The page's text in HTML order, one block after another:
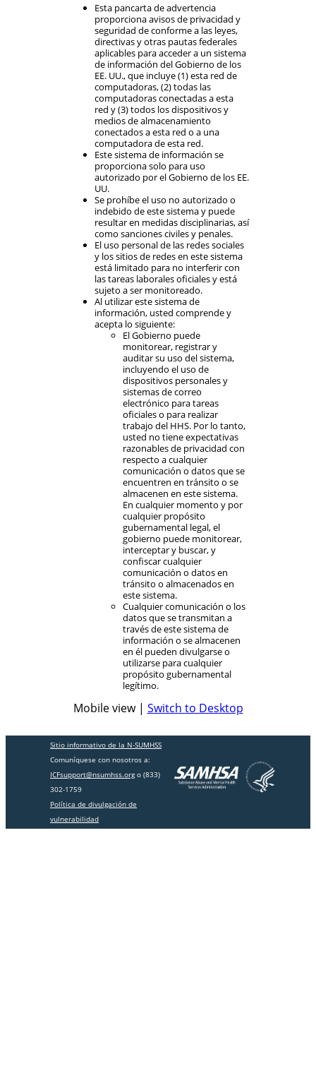
Esta pancarta de advertencia
proporciona avisos de privacidad y
seguridad de conforme a las leyes,
directivas y otras pautas federales
aplicables para acceder a un sistema
de información del Gobierno de los
EE. UU., que incluye (1) esta red de
computadoras, (2) todas las
computadoras conectadas a esta
red y (3) todos los dispositivos y
medios de almacenamiento
conectados a esta red o a una
computadora de esta red.
Este sistema de información se
proporciona solo para uso
autorizado por el Gobierno de los EE.
UU.
Se prohíbe el uso no autorizado o
indebido de este sistema y puede
resultar en medidas disciplinarias, así
como sanciones civiles y penales.
El uso personal de las redes sociales
y los sitios de redes en este sistema
está limitado para no interferir con
las tareas laborales oficiales y está
sujeto a ser monitoreado.
Al utilizar este sistema de
información, usted comprende y
acepta lo siguiente:
El Gobierno puede
monitorear, registrar y
auditar su uso del sistema,
incluyendo el uso de
dispositivos personales y
sistemas de correo
electrónico para tareas
oficiales o para realizar
trabajo del HHS. Por lo tanto,
usted no tiene expectativas
razonables de privacidad con
respecto a cualquier
comunicación o datos que se
encuentren en tránsito o se
almacenen en este sistema.
En cualquier momento y por
cualquier propósito
gubernamental legal, el
gobierno puede monitorear,
interceptar y buscar, y
confiscar cualquier
comunicación o datos en
tránsito o almacenados en
este sistema.
Cualquier comunicación o los
datos que se transmitan a
través de este sistema de
información o se almacenen
en él pueden divulgarse o
utilizarse para cualquier
propósito gubernamental
legítimo.
Mobile view | Switch to Desktop
Sitio informativo de la N-SUMHSS
Comuníquese con nosotros a:
ICFsupport@nsumhss.orgo (833)
302-1759
Política de divulgación de
vulnerabilidad